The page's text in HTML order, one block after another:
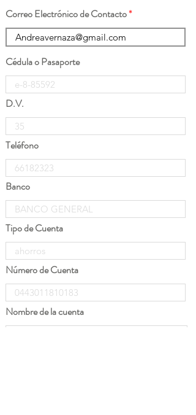
Correo Electrónico de Contacto
Cédula o Pasaporte
D.V.
Teléfono
Banco
Tipo de Cuenta
Número de Cuenta
Nombre de la cuenta